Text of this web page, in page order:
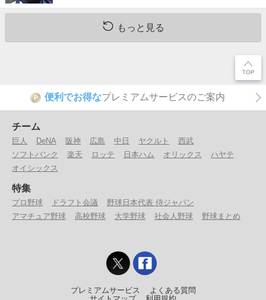
もっと見る
P 便利でお得なプレミアムサービスのご案内
チーム
巨人 DeNA 阪神 広島 中日 ヤクルト
西武
ソフトバンク
楽天 ロッテ 日本ハム オリックス
ハヤテ
オイシックス
特集
プロ野球 ドラフト会議
野球日本代表 侍ジャパン
アマチュア野球
高校野球 大学野球 社会人野球 野球まとめ
プレミアムサービス
よくある質問